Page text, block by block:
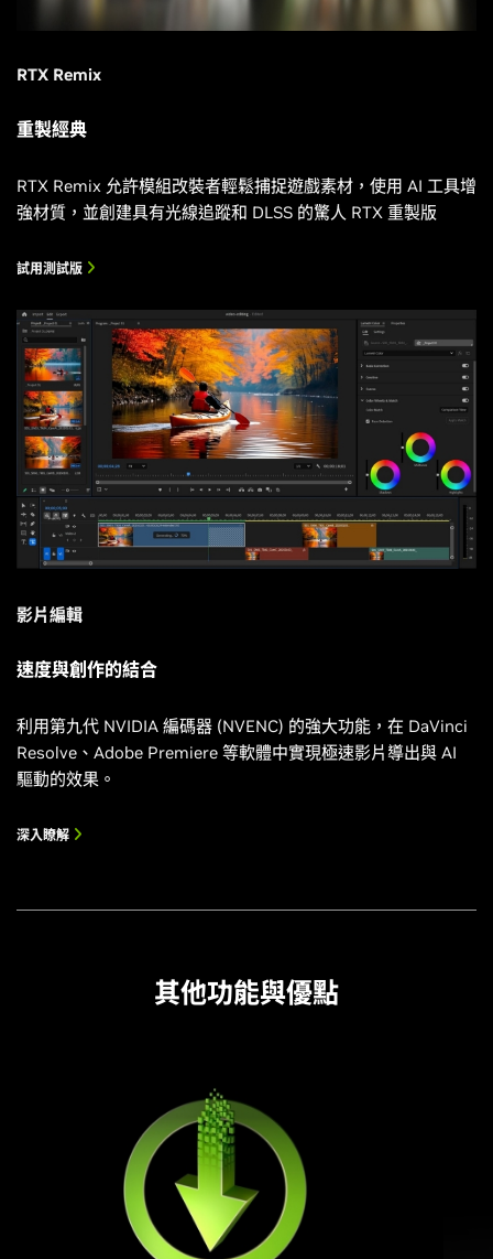
RTX Remix
重製經典
RTX Remix 允許模組改裝者輕鬆捕捉遊戲素材，使用 AI 工具增
強材質，並創建具有光線追蹤和 DLSS 的驚人 RTX 重製版
試用測試版
影片編輯
速度與創作的結合
利用第九代 NVIDIA 編碼器 (NVENC) 的強大功能，在 DaVinci
Resolve、Adobe Premiere 等軟體中實現極速影片導出與 AI
驅動的效果。
深入瞭解
其他功能與優點